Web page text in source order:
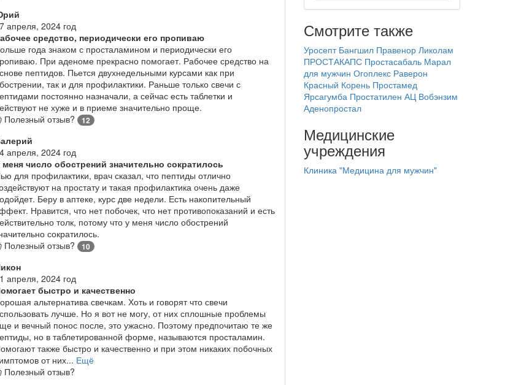
апреля, 2024 год
средство, периодически его пропиваю
года знаком с просталамином и периодически его
При аденоме прекрасно помогает. Рабочее средство на
пептидов. Пьется двухнедельными курсами как при
так и для профилактики. Раньше только свечи с
постоянно назначали, а сейчас есть таблетки и
не хуже и в приеме значительно проще.
Полезный отзыв?
12
апреля, 2024 год
меня число обострений значительно сократилось
для профилактики, врач сказал, что пептиды отлично
на простату и такая профилактика очень даже
Беру в аптеке, курс две недели. Есть накопительный
Нравится, что нет побочек, что нет противопоказаний и есть
толк, потому что у меня число обострений
сократилось.
Полезный отзыв?
10
апреля, 2024 год
быстро и качественно
альтернатива свечкам. Хоть и говорят что свечи
лучше. Но я вот не могу, от них сплошные проблемы
и вечный понос после, это ужасно. Поэтому предпочитаю те же
но в таблетированной форме, называются просталамин.
также быстро и качественно и при этом никаких побочных
от них... Ещё
Полезный отзыв?
Смотрите также
Уросепт Бангшил Правенор Ликолам
ПРОСТАКАПС Простасабаль Марал
для мужчин Огоплекс Раверон
Красный Корень Простамед
Ярсагумба Простатилен АЦ Вобэнзим
Аденопростал
Медицинские
учреждения
Клиника "Медицина для мужчин"